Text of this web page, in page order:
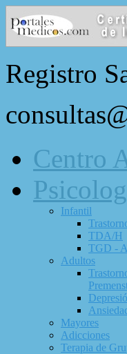
Registro
Centro
Infantil
TDA/H
TGD -
Adultos
Mayores
Adicciones
Terapia de